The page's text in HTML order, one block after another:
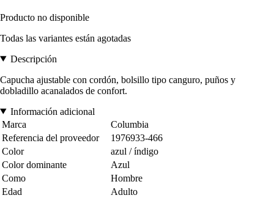
Producto no disponible
Todas las variantes están agotadas
Descripción
Capucha ajustable con cordón, bolsillo tipo canguro, puños y
dobladillo acanalados de confort.
Información adicional
Marca
Columbia
Referencia del proveedor
1976933-466
Color
azul / índigo
Color dominante
Azul
Como
Hombre
Edad
Adulto